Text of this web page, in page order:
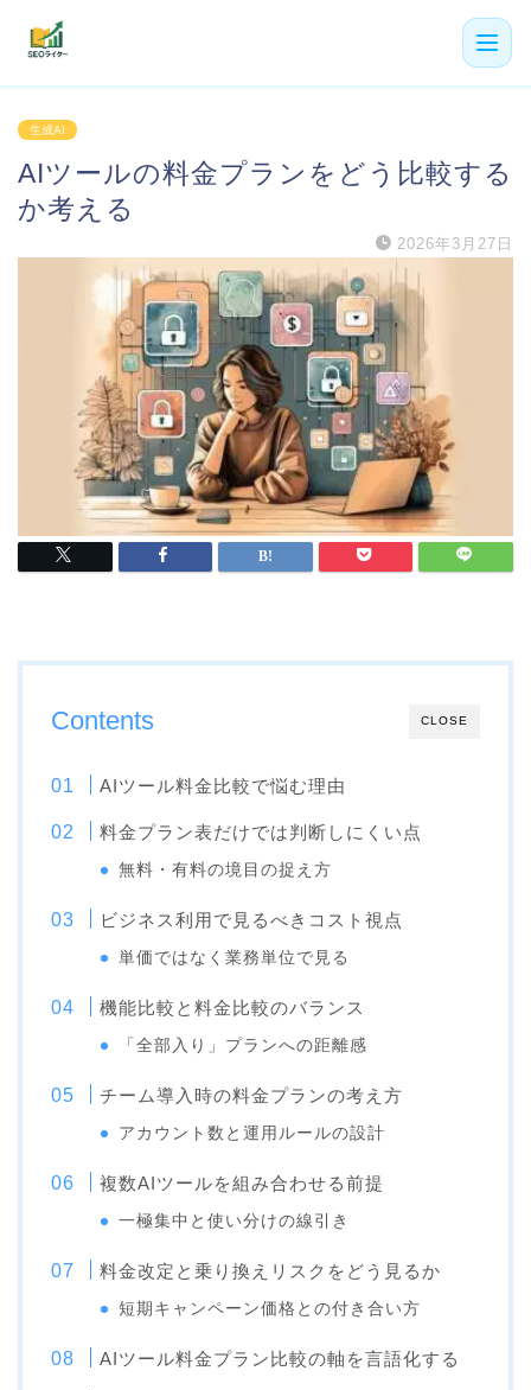
機能
利用者の声
よくある質問
導入事例
お役立ち記事
生成AI
AIツールの料金プランをどう比較する
か考える
2026年3月27日
CLOSE
Contents
AIツール料金比較で悩む理由
料金プラン表だけでは判断しにくい点
無料・有料の境目の捉え方
ビジネス利用で見るべきコスト視点
単価ではなく業務単位で見る
機能比較と料金比較のバランス
「全部入り」プランへの距離感
チーム導入時の料金プランの考え方
アカウント数と運用ルールの設計
複数AIツールを組み合わせる前提
一極集中と使い分けの線引き
料金改定と乗り換えリスクをどう見るか
短期キャンペーン価格との付き合い方
AIツール料金プラン比較の軸を言語化する